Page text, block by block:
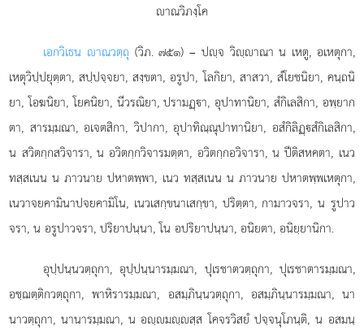
าณวิภงฺโค
เอกวิเธน าณวตฺถุ (วิภ. ๗๕๑) – ปฺจ วิฺาณา น เหตู, อเหตุกา,
เหตุวิปฺปยุตฺตา, สปฺปจฺจยา, สงฺขตา, อรูปา, โลกิยา, สาสวา, สํโยชนิยา, คนฺถนิ
ยา, โอฆนิยา, โยคนิยา, นีวรณิยา, ปรามฏฺา, อุปาทานิยา, สํกิเลสิกา, อพฺยาก
ตา, สารมฺมณา, อเจตสิกา, วิปากา, อุปาทิณฺณุปาทานิยา, อสํกิลิฏฺสํกิเลสิกา,
น สวิตกฺกสวิจารา, น อวิตกฺกวิจารมตฺตา, อวิตกฺกอวิจารา, น ปีติสหคตา, เนว
ทสฺสเนน น ภาวนาย ปหาตพฺพา, เนว ทสฺสเนน น ภาวนาย ปหาตพฺพเหตุกา,
เนวาจยคามินาปจยคามิโน, เนวเสกฺขนาเสกฺขา, ปริตฺตา, กามาวจรา, น รูปาว
จรา, น อรูปาวจรา, ปริยาปนฺนา, โน อปริยาปนฺนา, อนิยตา, อนิยฺยานิกา.
อุปฺปนฺนวตฺถุกา, อุปฺปนฺนารมฺมณา, ปุเรชาตวตฺถุกา, ปุเรชาตารมฺมณา,
อชฺฌตฺติกวตฺถุกา, พาหิรารมฺมณา, อสมฺภินฺนวตฺถุกา, อสมฺภินฺนารมฺมณา, นา
นาวตฺถุกา, นานารมฺมณา, น อฺมฺสฺส โคจรวิสยํ ปจฺจนุโภนฺติ, น อสมนฺ